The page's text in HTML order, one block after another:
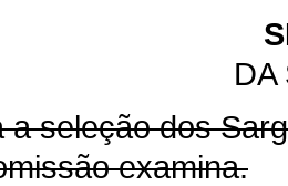
DA
a seleção dos
examina.